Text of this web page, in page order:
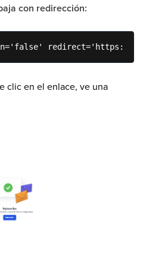
con redirección:
redirect='https://
clic en el enlace, ve una